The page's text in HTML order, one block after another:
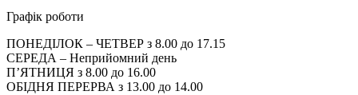
Графік роботи
ПОНЕДІЛОК – ЧЕТВЕР з 8.00 до 17.15
СЕРЕДА – Неприйомний день
П’ЯТНИЦЯ з 8.00 до 16.00
ОБІДНЯ ПЕРЕРВА з 13.00 до 14.00